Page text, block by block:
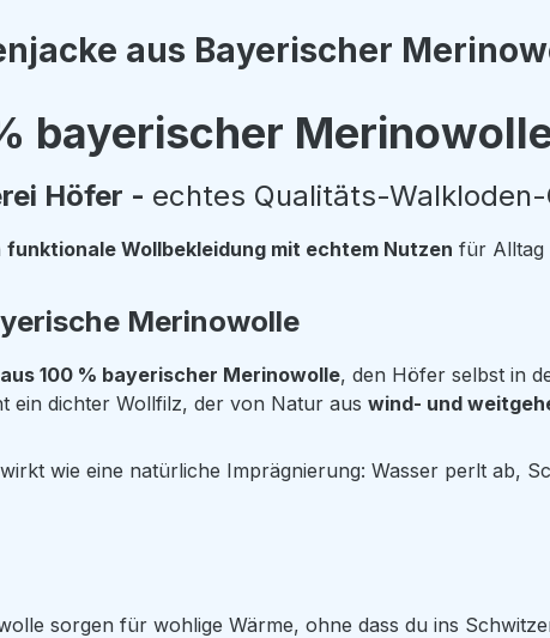
aus Bayerischer
bayerischer
Höfer - echtes Qualitäts-
funktionale Wollbekleidung mit echtem Nutzen für Alltag
Merinowolle
100 % bayerischer Merinowolle, den Höfer selbst in
ein dichter Wollfilz, der von Natur aus wind- und
wirkt wie eine natürliche Imprägnierung: Wasser perlt ab,
sorgen für wohlige Wärme, ohne dass du ins